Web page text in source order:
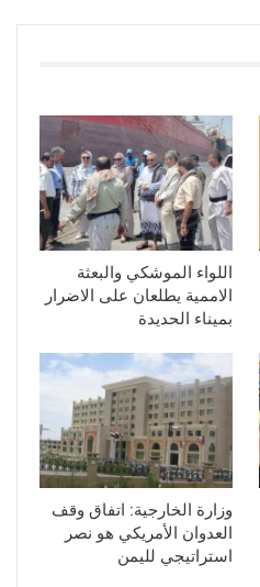
اللواء الموشكي والبعثة
الاممية يطلعان على الاضرار
بميناء الحديدة
وزارة الخارجية: اتفاق وقف
العدوان الأمريكي هو نصر
استراتيجي لليمن